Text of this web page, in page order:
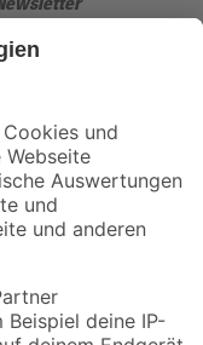
mehr verpassen!